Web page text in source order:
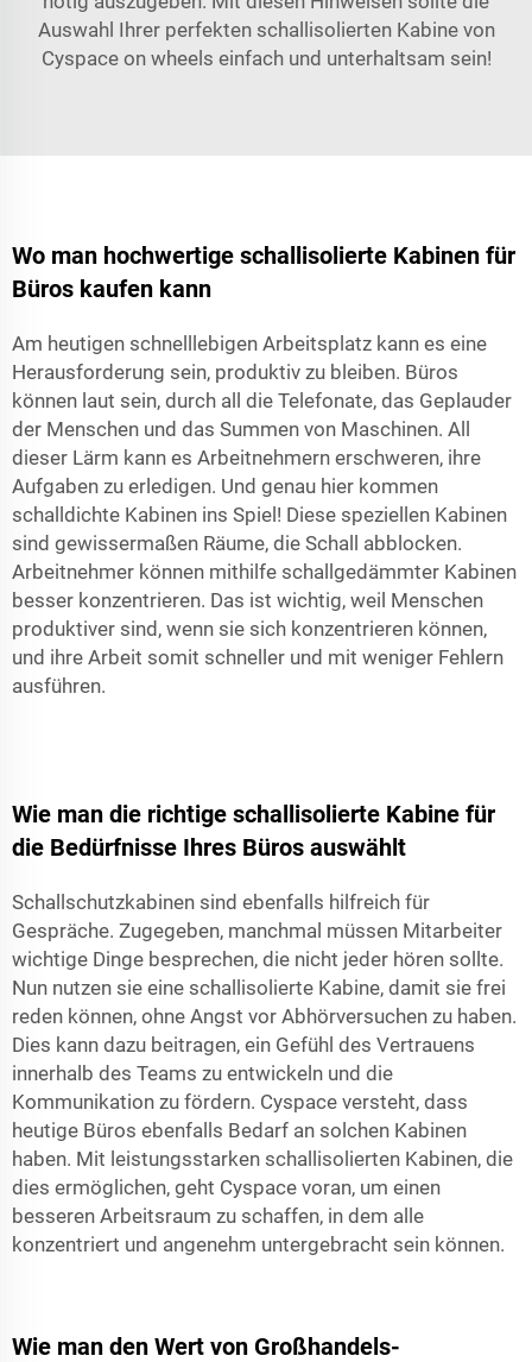
Auswahl Ihrer perfekten schallisolierten Kabine von
Cyspace on wheels einfach und unterhaltsam sein!
Wo man hochwertige schallisolierte Kabinen für
Büros kaufen kann
Am heutigen schnelllebigen Arbeitsplatz kann es eine
Herausforderung sein, produktiv zu bleiben. Büros
können laut sein, durch all die Telefonate, das Geplauder
der Menschen und das Summen von Maschinen. All
dieser Lärm kann es Arbeitnehmern erschweren, ihre
Aufgaben zu erledigen. Und genau hier kommen
schalldichte Kabinen ins Spiel! Diese speziellen Kabinen
sind gewissermaßen Räume, die Schall abblocken.
Arbeitnehmer können mithilfe schallgedämmter Kabinen
besser konzentrieren. Das ist wichtig, weil Menschen
produktiver sind, wenn sie sich konzentrieren können,
und ihre Arbeit somit schneller und mit weniger Fehlern
ausführen.
Wie man die richtige schallisolierte Kabine für
die Bedürfnisse Ihres Büros auswählt
Schallschutzkabinen sind ebenfalls hilfreich für
Gespräche. Zugegeben, manchmal müssen Mitarbeiter
wichtige Dinge besprechen, die nicht jeder hören sollte.
Nun nutzen sie eine schallisolierte Kabine, damit sie frei
reden können, ohne Angst vor Abhörversuchen zu haben.
Dies kann dazu beitragen, ein Gefühl des Vertrauens
innerhalb des Teams zu entwickeln und die
Kommunikation zu fördern. Cyspace versteht, dass
heutige Büros ebenfalls Bedarf an solchen Kabinen
haben. Mit leistungsstarken schallisolierten Kabinen, die
dies ermöglichen, geht Cyspace voran, um einen
besseren Arbeitsraum zu schaffen, in dem alle
konzentriert und angenehm untergebracht sein können.
Wie man den Wert von Großhandels-